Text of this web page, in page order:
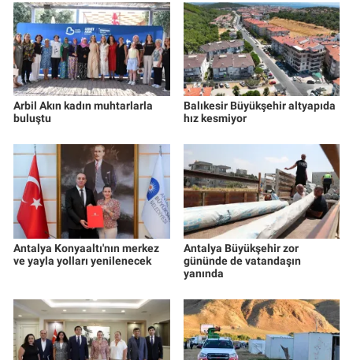
Arbil Akın kadın muhtarlarla
buluştu
Balıkesir Büyükşehir altyapıda
hız kesmiyor
Antalya Konyaaltı'nın merkez
ve yayla yolları yenilenecek
Antalya Büyükşehir zor
gününde de vatandaşın
yanında